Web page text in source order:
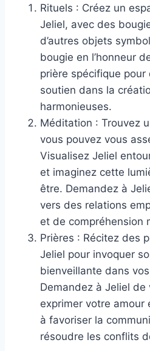
Rituels : Créez un
Jeliel, avec des
d’autres objets
bougie en l’honneur
prière spécifique pour
soutien dans la
harmonieuses.
Méditation : Trouvez
vous pouvez vous
Visualisez Jeliel
et imaginez cette
être. Demandez à
vers des relations
et de compréhension
Prières : Récitez des
Jeliel pour invoquer
bienveillante dans
Demandez à Jeliel de
exprimer votre amour
à favoriser la
résoudre les conflits